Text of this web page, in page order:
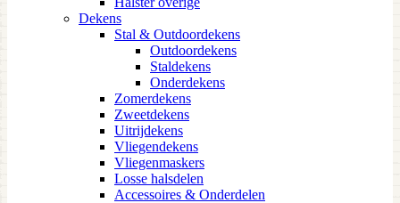
Dekens
Stal & Outdoordekens
Outdoordekens
Staldekens
Onderdekens
Zomerdekens
Zweetdekens
Uitrijdekens
Vliegendekens
Vliegenmaskers
Losse halsdelen
Accessoires & Onderdelen